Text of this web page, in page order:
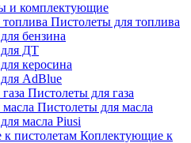
и комплектующие
Пистолеты для топлива
бензина
ДТ
керосина
AdBlue
Пистолеты для газа
Пистолеты для масла
масла Piusi
Коплектующие к